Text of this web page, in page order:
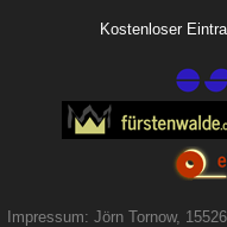
Kostenloser
Impressum: Jörn Tornow,